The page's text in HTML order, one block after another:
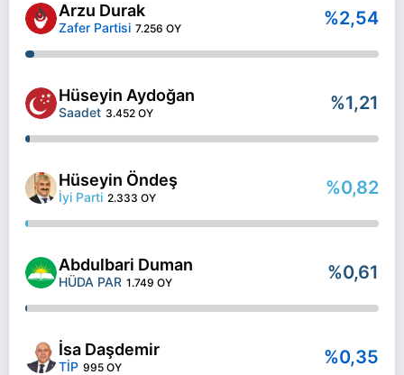
Arzu Durak
Zafer Partisi 7.256 OY %2,54
Hüseyin Aydoğan
Saadet 3.452 OY %1,21
Hüseyin Öndeş
İyi Parti 2.333 OY %0,82
Abdulbari Duman
HÜDA PAR 1.749 OY %0,61
İsa Daşdemir
TİP 995 OY %0,35